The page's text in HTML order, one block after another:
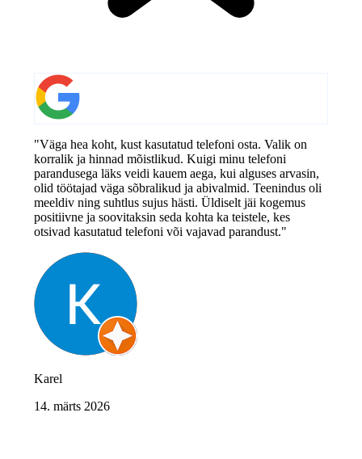
"Väga hea koht, kust kasutatud telefoni osta. Valik on
korralik ja hinnad mõistlikud. Kuigi minu telefoni
parandusega läks veidi kauem aega, kui alguses arvasin,
olid töötajad väga sõbralikud ja abivalmid. Teenindus oli
meeldiv ning suhtlus sujus hästi. Üldiselt jäi kogemus
positiivne ja soovitaksin seda kohta ka teistele, kes
otsivad kasutatud telefoni või vajavad parandust."
Karel
14. märts 2026